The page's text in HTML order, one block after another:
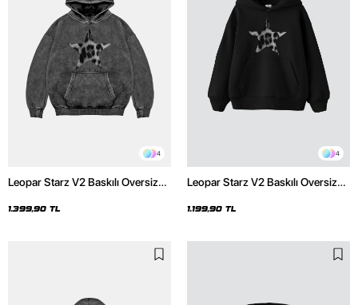
4
Leopar Starz V2 Baskılı Oversize
Hoodie
1.399,90 TL
4
Leopar Starz V2 Baskılı Oversize
1.199,90 TL